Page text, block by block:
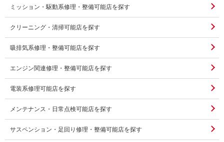
ミッション・駆動系修理・整備可能店を探す
クリーニング・清掃可能店を探す
吸排気系修理・整備可能店を探す
エンジン関連修理・整備可能店を探す
電装系修理可能店を探す
メンテナンス・日常点検可能店を探す
サスペンション・足回り修理・整備可能店を探す